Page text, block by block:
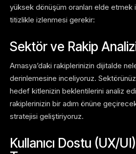
yüksek dönüşüm oranları elde etmek
titizlikle izlenmesi gerekir:
Sektör ve Rakip
Amasya’daki rakiplerinizin dijitalde
derinlemesine inceliyoruz.
hedef kitlenizin beklentilerini analiz
rakiplerinizin bir adım önüne
stratejisi geliştiriyoruz.
Kullanıcı Dostu (UX/